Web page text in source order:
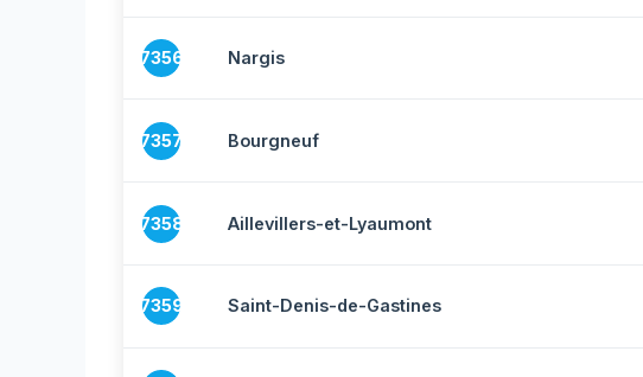
7356 Nargis
7357 Bourgneuf
7358 Aillevillers-et-Lyaumont
7359 Saint-Denis-de-Gastines